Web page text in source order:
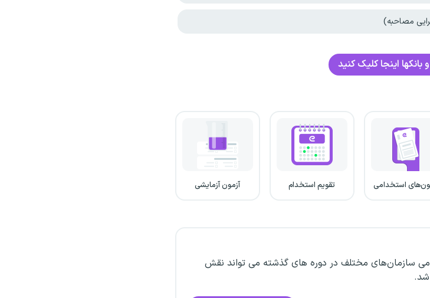
مصاحبه)
اینجا کلیک کنید
استخدامی تقویم استخدام آزمون آزمایشی
سازمان‌های مختلف در دوره های گذشته می تواند نقش